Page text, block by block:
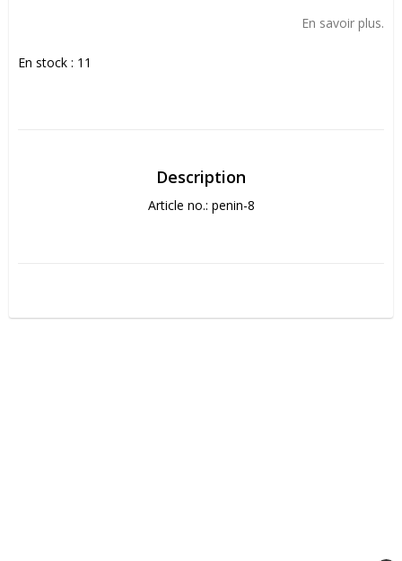
En savoir plus.
En stock : 11
Description
Article no.: penin-8